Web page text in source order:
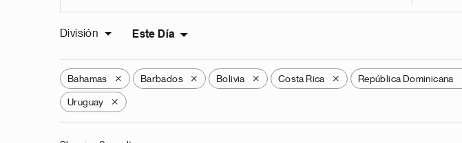
División Este Día
Bahamas X Barbados X Bolivia X Costa Rica X República Dominicana
Uruguay X